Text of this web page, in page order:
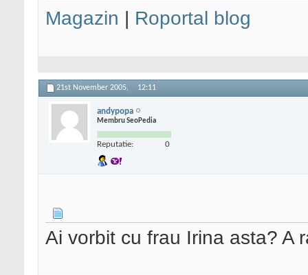
Magazin | Roportal blog
21st November 2005, 12:11
andypopa
Membru SeoPedia
Reputatie: 0
Ai vorbit cu frau Irina asta? A